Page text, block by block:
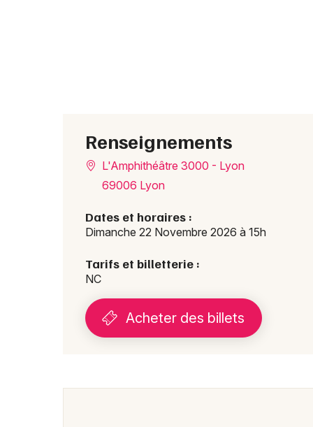
Renseignements
L'Amphithéâtre 3000 - Lyon
69006 Lyon
Dates et horaires :
Dimanche 22 Novembre 2026 à 15h
Tarifs et billetterie :
NC
Acheter des billets